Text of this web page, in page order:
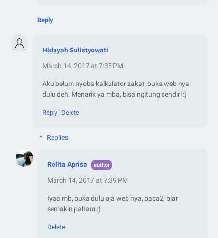
Reply
Hidayah Sulistyowati
March 14, 2017 at 7:35 PM
Aku belum nyoba kalkulator zakat, buka web nya
dulu deh. Menarik ya mba, bisa ngitung sendiri :)
Reply Delete
Replies
Relita Aprisa
March 14, 2017 at 7:39 PM
Iyaa mb, buka dulu aja web nya, baca2, biar
semakin paham :)
Delete